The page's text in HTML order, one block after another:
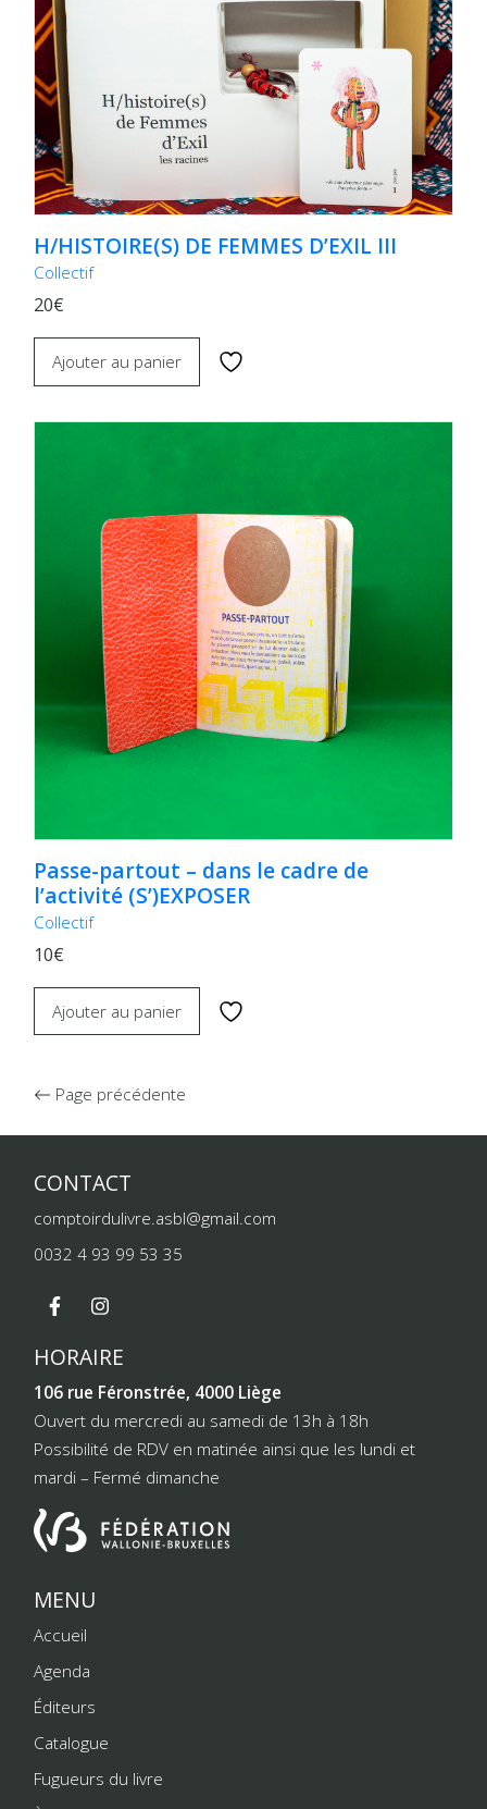
H/HISTOIRE(S) DE FEMMES D’EXIL III
Collectif
20€
Ajouter au panier
Passe-partout – dans le cadre de
l’activité (S’)EXPOSER
Collectif
10€
Ajouter au panier
Page précédente
CONTACT
comptoirdulivre.asbl@gmail.com
0032 4 93 99 53 35
HORAIRE
106 rue Féronstrée, 4000 Liège
Ouvert du mercredi au samedi de 13h à 18h
Possibilité de RDV en matinée ainsi que les lundi et
mardi – Fermé dimanche
MENU
Accueil
Agenda
Éditeurs
Catalogue
Fugueurs du livre